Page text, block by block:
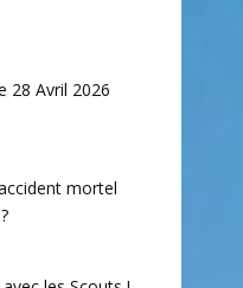
28 Avril 2026
mortel